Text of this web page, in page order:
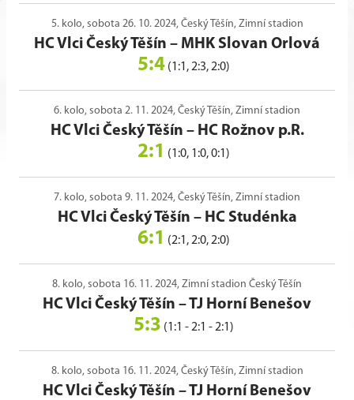
5. kolo, sobota 26. 10. 2024, Český Těšín, Zimní stadion
HC Vlci Český Těšín – MHK Slovan Orlová
5:4 (1:1, 2:3, 2:0)
6. kolo, sobota 2. 11. 2024, Český Těšín, Zimní stadion
HC Vlci Český Těšín – HC Rožnov p.R.
2:1 (1:0, 1:0, 0:1)
7. kolo, sobota 9. 11. 2024, Český Těšín, Zimní stadion
HC Vlci Český Těšín – HC Studénka
6:1 (2:1, 2:0, 2:0)
8. kolo, sobota 16. 11. 2024, Zimní stadion Český Těšín
HC Vlci Český Těšín –TJ Horní Benešov
5:3 (1:1 - 2:1 - 2:1)
8. kolo, sobota 16. 11. 2024, Český Těšín, Zimní stadion
HC Vlci Český Těšín –TJ Horní Benešov